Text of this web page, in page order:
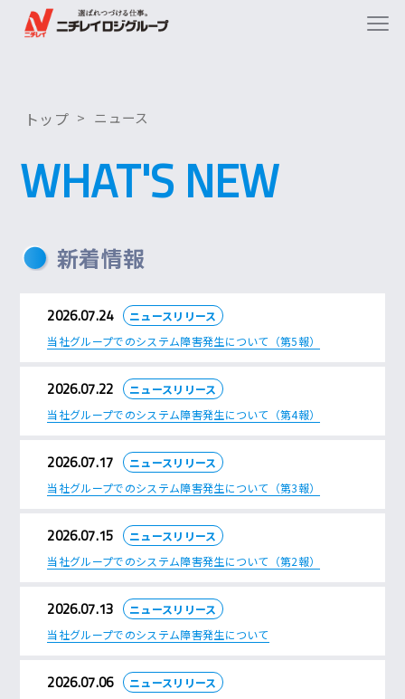
トップ ニュース
WHAT'S NEW
新着情報
2026.07.24
ニュースリリース
当社グループでのシステム障害発生について（第5報）
2026.07.22
ニュースリリース
当社グループでのシステム障害発生について（第4報）
2026.07.17
ニュースリリース
当社グループでのシステム障害発生について（第3報）
2026.07.15
ニュースリリース
当社グループでのシステム障害発生について（第2報）
2026.07.13
ニュースリリース
当社グループでのシステム障害発生について
2026.07.06
ニュースリリース